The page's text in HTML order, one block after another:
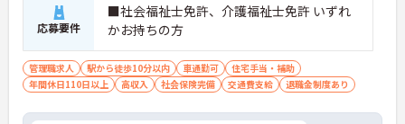
応募要件
■社会福祉士免許、介護福祉士免許 いずれ
かお持ちの方
管理職求人 駅から徒歩10分以内 車通勤可
住宅手当・補助
年間休日110日以上
高収入 社会保険完備 交通費支給 退職金制度あり